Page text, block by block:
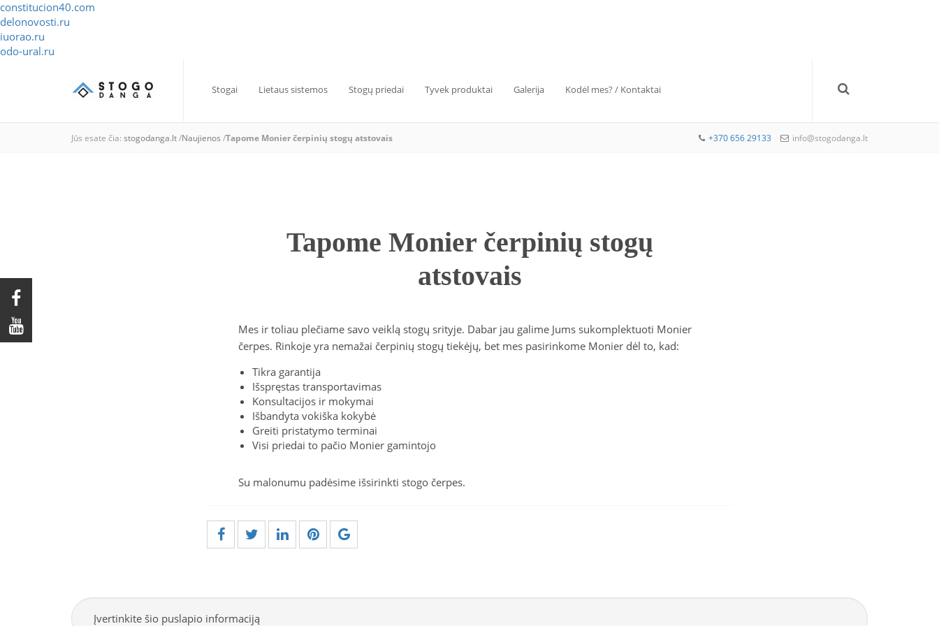
constitucion40.com
delonovosti.ru
iuorao.ru
odo-ural.ru
Stogai Lietaus sistemos Stogų priedai Tyvek produktai Galerija Kodėl mes? / Kontaktai
Jūs esate čia: stogodanga.lt/Naujienos /Tapome Monier čerpinių stogų atstovais +370 656 29133 info@stogodanga.lt
Tapome Monier čerpinių stogų
atstovais
Mes ir toliau plečiame savo veiklą stogų srityje. Dabar jau galime Jums sukomplektuoti Monier
čerpes. Rinkoje yra nemažai čerpinių stogų tiekėjų, bet mes pasirinkome Monier dėl to, kad:
Tikra garantija
Išspręstas transportavimas
Konsultacijos ir mokymai
Išbandyta vokiška kokybė
Greiti pristatymo terminai
Visi priedai to pačio Monier gamintojo
Su malonumu padėsime išsirinkti stogo čerpes.
Įvertinkite šio puslapio informaciją